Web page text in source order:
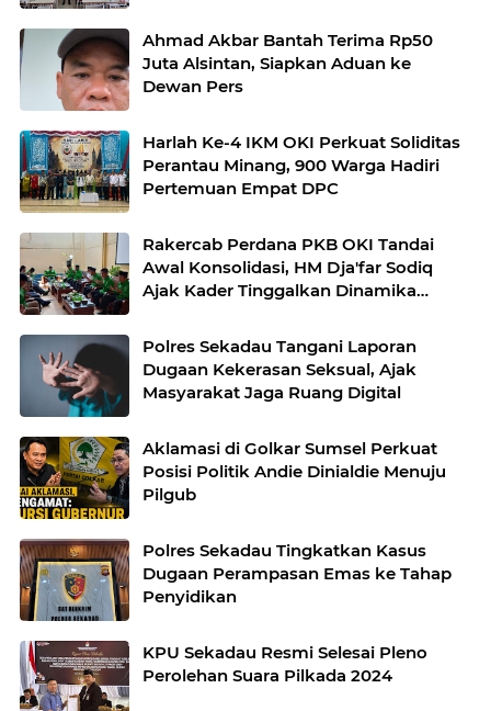
Ahmad Akbar Bantah Terima Rp50
Juta Alsintan, Siapkan Aduan ke
Dewan Pers
Harlah Ke-4 IKM OKI Perkuat Soliditas
Perantau Minang, 900 Warga Hadiri
Pertemuan Empat DPC
Rakercab Perdana PKB OKI Tandai
Awal Konsolidasi, HM Dja'far Sodiq
Ajak Kader Tinggalkan Dinamika
Polres Sekadau Tangani Laporan
Dugaan Kekerasan Seksual, Ajak
Masyarakat Jaga Ruang Digital
Aklamasi di Golkar Sumsel Perkuat
Posisi Politik Andie Dinialdie Menuju
Pilgub
Polres Sekadau Tingkatkan Kasus
Dugaan Perampasan Emas ke Tahap
Penyidikan
KPU Sekadau Resmi Selesai Pleno
Perolehan Suara Pilkada 2024